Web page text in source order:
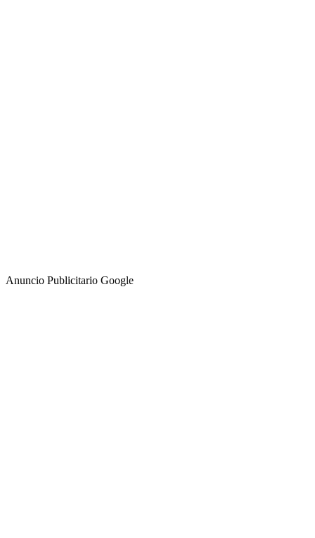
Anuncio Publicitario Google